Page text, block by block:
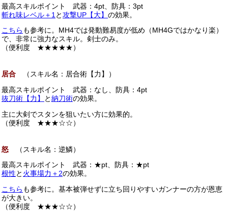
最高スキルポイント 武器：4pt、防具：3pt
斬れ味レベル＋1 と 攻撃UP【大】 の効果。
こちら も参考に。MH4では発動難易度が低め（MH4Gではかなり楽）
で、非常に強力なスキル。剣士のみ。
（便利度 ★★★★★）
居合 （スキル名：居合術【力】）
最高スキルポイント 武器：なし、防具：4pt
抜刀術【力】
と 納刀術の効果。
主に大剣でスタンを狙いたい方に効果的。
（便利度 ★★★☆☆）
怒 （スキル名：逆鱗）
最高スキルポイント 武器：★pt、防具：★pt
根性 と 火事場力＋2の効果。
こちら も参考に。基本被弾せずに立ち回りやすいガンナーの方が恩恵
が大きい。
（便利度 ★★★☆☆）